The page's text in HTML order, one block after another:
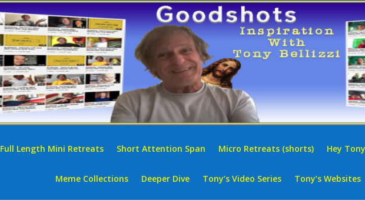
Full Length Mini Retreats Short Attention Span Micro Retreats (shorts) Hey
Meme Collections Deeper Dive Tony’s Video Series Tony’s Websites